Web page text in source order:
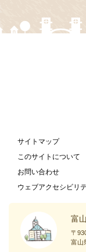
サイトマップ
このサイトについて
お問い合わせ
ウェブアクセシビリ
富
〒
富山